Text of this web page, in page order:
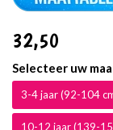
32,50
Selecteer uw
3-4 jaar (92-104
10-12 jaar (139-